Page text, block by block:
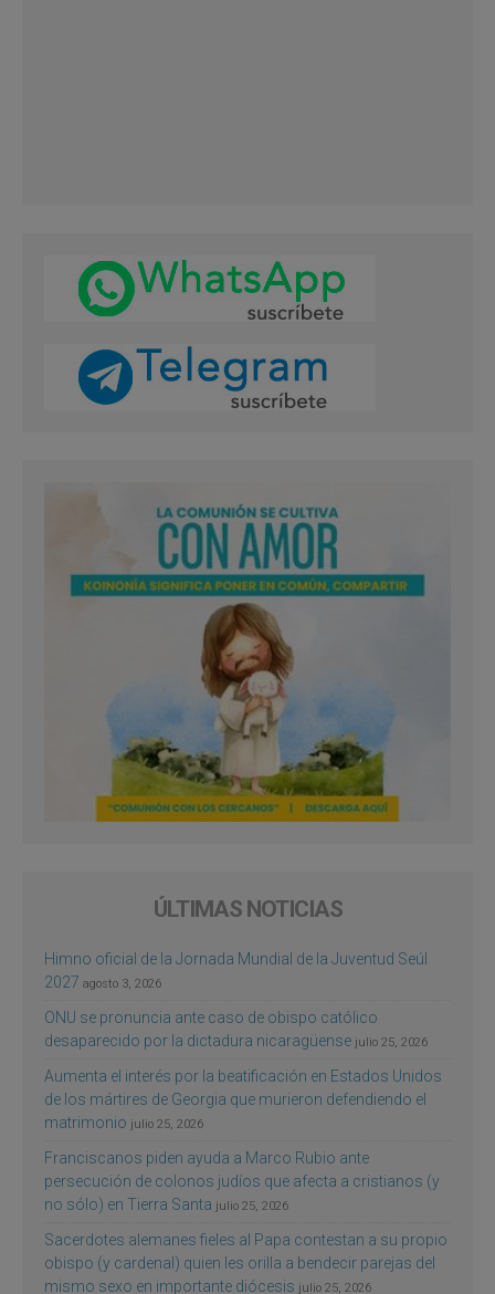
ÚLTIMAS NOTICIAS
Himno oficial de la Jornada Mundial de la Juventud Seúl
2027 agosto 3, 2026
ONU se pronuncia ante caso de obispo católico
desaparecido por la dictadura nicaragüense julio 25, 2026
Aumenta el interés por la beatificación en Estados Unidos
de los mártires de Georgia que murieron defendiendo el
matrimonio julio 25, 2026
Franciscanos piden ayuda a Marco Rubio ante
persecución de colonos judíos que afecta a cristianos (y
no sólo) en Tierra Santa julio 25, 2026
Sacerdotes alemanes fieles al Papa contestan a su propio
obispo (y cardenal) quien les orilla a bendecir parejas del
mismo sexo en importante diócesis julio 25, 2026